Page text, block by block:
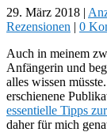
29. März 2018 |
Rezensionen | 0
Auch in meinem
Anfängerin und
alles wissen
erschienene
essentielle Tipps
daher für mich